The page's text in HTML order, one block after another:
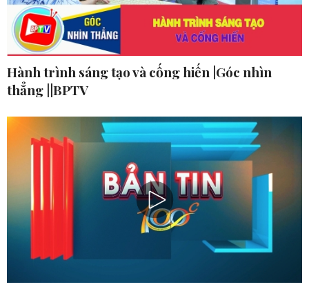
Hành trình sáng tạo và cống hiến |Góc nhìn
thẳng ||BPTV